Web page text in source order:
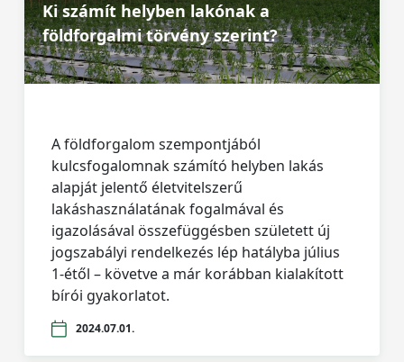
Ki számít helyben lakónak a
földforgalmi törvény szerint?
A földforgalom szempontjából
kulcsfogalomnak számító helyben lakás
alapját jelentő életvitelszerű
lakáshasználatának fogalmával és
igazolásával összefüggésben született új
jogszabályi rendelkezés lép hatályba július
1-étől – követve a már korábban kialakított
bírói gyakorlatot.
2024.07.01.